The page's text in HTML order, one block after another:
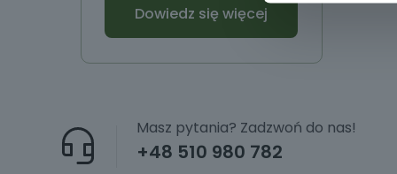
Dowiedz się więcej
+48 510 980 782
Masz pytania? Zadzwoń do nas!